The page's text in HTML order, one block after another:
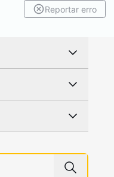
Reportar erro